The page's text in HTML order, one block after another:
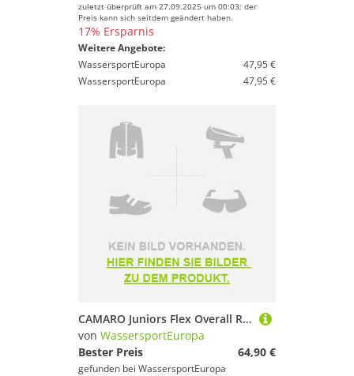
zuletzt überprüft am 27.09.2025 um 00:03; der
Preis kann sich seitdem geändert haben.
17% Ersparnis
Weitere Angebote:
WassersportEuropa
47,95 €
WassersportEuropa
47,95 €
CAMARO Juniors Flex Overall REVO Girl 3/2mm Fullsuit Kinder Neopren Schwimmanzug
von WassersportEuropa
Bester Preis
64,90 €
gefunden bei WassersportEuropa